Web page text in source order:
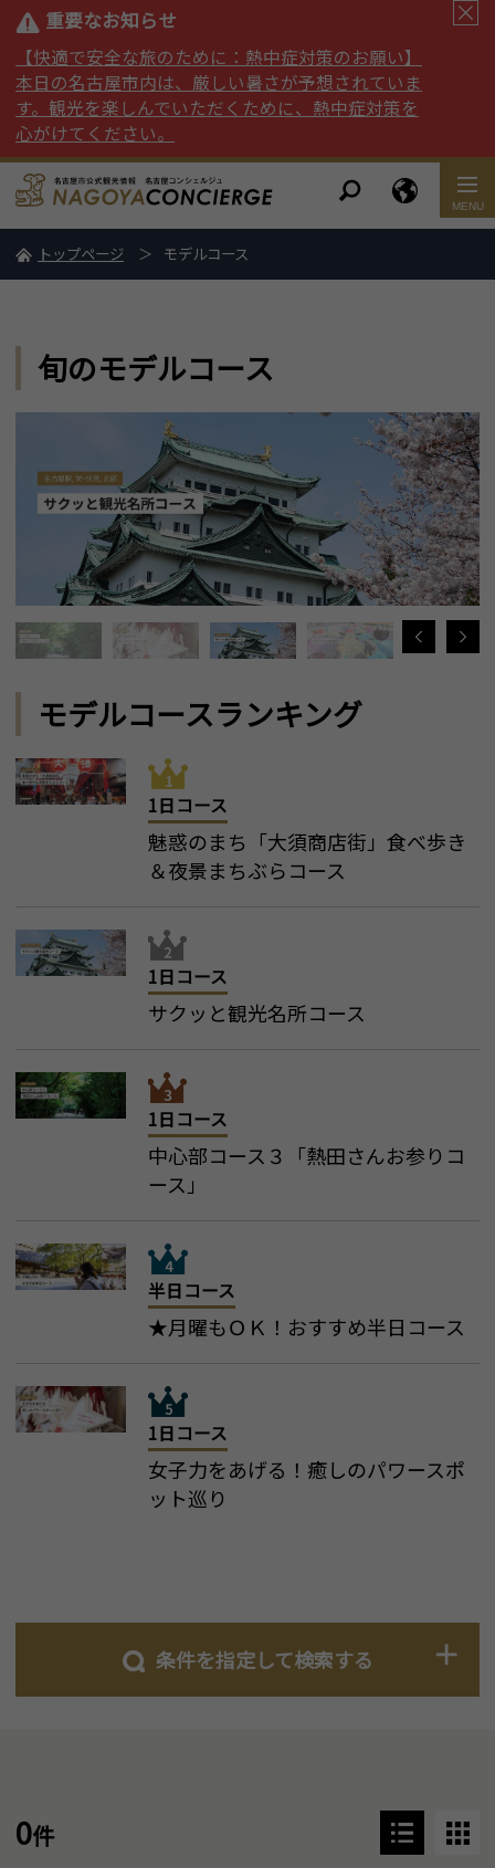
重要なお知らせ
【快適で安全な旅のために：熱中症対策のお願い】
本日の名古屋市内は、厳しい暑さが予想されていま
す。観光を楽しんでいただくために、熱中症対策を
心がけてください。
トップページ モデルコース
旬のモデルコース
モデルコースランキング
1日コース
魅惑のまち「大須商店街」食べ歩き
＆夜景まちぶらコース
1日コース
サクッと観光名所コース
1日コース
中心部コース３「熱田さんお参りコ
ース」
半日コース
★月曜もＯＫ！おすすめ半日コース
1日コース
女子力をあげる！癒しのパワースポ
ット巡り
条件を指定して検索する
0件